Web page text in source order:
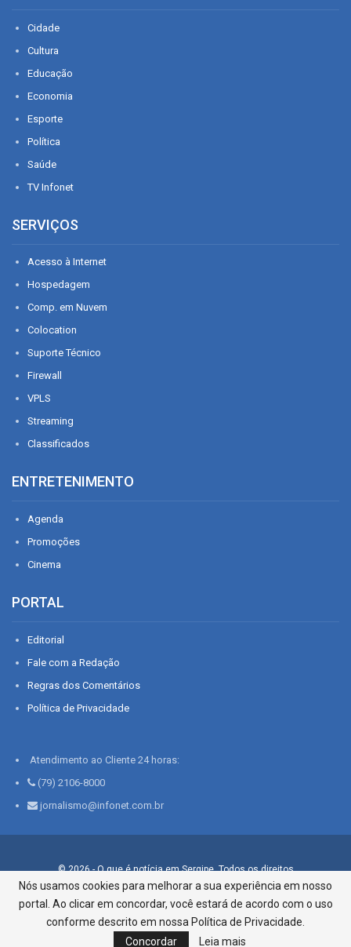
Cidade
Cultura
Educação
Economia
Esporte
Política
Saúde
TV Infonet
SERVIÇOS
Acesso à Internet
Hospedagem
Comp. em Nuvem
Colocation
Suporte Técnico
Firewall
VPLS
Streaming
Classificados
ENTRETENIMENTO
Agenda
Promoções
Cinema
PORTAL
Editorial
Fale com a Redação
Regras dos Comentários
Política de Privacidade
Atendimento ao Cliente 24 horas:
(79) 2106-8000
jornalismo@infonet.com.br
© 2026 - O que é notícia em Sergipe. Todos os direitos
reservados.
Infonet - Rua Monsenhor Silveira 276, Bairro São José |
Aracaju-SE, CEP 49015-030, Fone: 79.2106.8000 - CI Centro de
Informações LTDA
Nós usamos cookies para melhorar a sua experiência em nosso
portal. Ao clicar em concordar, você estará de acordo com o uso
conforme descrito em nossa Política de Privacidade.
Concordar
Leia mais